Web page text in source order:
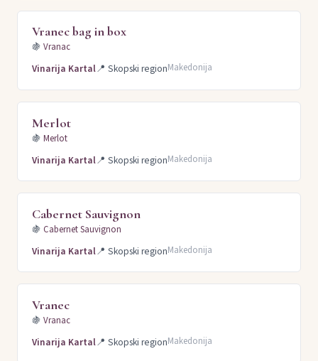
Vranec bag in box
🍇 Vranac
Vinarija Kartal📍 Skopski regionMakedonija
Merlot
🍇 Merlot
Vinarija Kartal📍 Skopski regionMakedonija
Cabernet Sauvignon
🍇 Cabernet Sauvignon
Vinarija Kartal📍 Skopski regionMakedonija
Vranec
🍇 Vranac
Vinarija Kartal📍 Skopski regionMakedonija